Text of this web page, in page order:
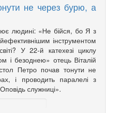
не через бурю, а
людині: «Не бійся, бо Я з
інструментом
У 22-й катехезі циклу
і безоднею» отець Віталій
Петро почав тонути не
і проводить паралелі з
служниці».